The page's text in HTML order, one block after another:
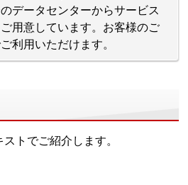
データセンターからサービス
用意しています。お客様のご
利用いただけます。
トでご紹介します。